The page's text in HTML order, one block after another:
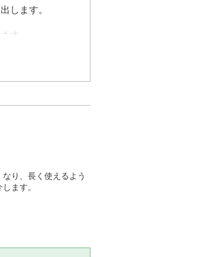
します。
す。
抜いて清掃を行
り、長く使えるよう
ます。